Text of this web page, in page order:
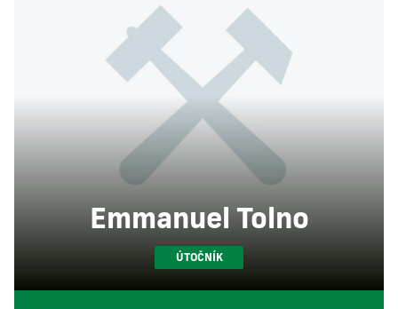
Emmanuel Tolno
ÚTOČNÍK